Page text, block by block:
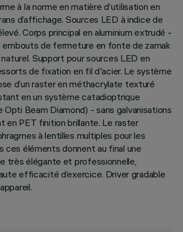
à la norme en matière d’utilisation en
d’affichage. Sources LED à indice de
Corps principal en aluminium extrudé -
embouts de fermeture en fonte de zamak
Support pour sources LED en
de fixation en fil d'acier. Le système
d’un raster en méthacrylate texturé
en un système catadioptrique
Beam Diamond) - sans galvanisations
en PET finition brillante. Le raster
à lentilles multiples pour les
ces éléments donnent au final une
très élégante et professionnelle,
efficacité d’exercice. Driver gradable